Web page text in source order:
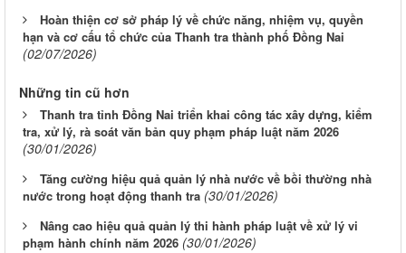
Hoàn thiện cơ sở pháp lý về chức năng, nhiệm vụ, quyền
hạn và cơ cấu tổ chức của Thanh tra thành phố Đồng Nai
(02/07/2026)
Những tin cũ hơn
Thanh tra tỉnh Đồng Nai triển khai công tác xây dựng, kiểm
tra, xử lý, rà soát văn bản quy phạm pháp luật năm 2026
(30/01/2026)
Tăng cường hiệu quả quản lý nhà nước về bồi thường nhà
nước trong hoạt động thanh tra (30/01/2026)
Nâng cao hiệu quả quản lý thi hành pháp luật về xử lý vi
phạm hành chính năm 2026 (30/01/2026)